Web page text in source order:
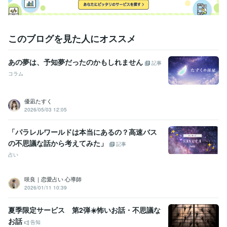
得意分野
スピリチュアル
人生相談
このブログを見た人にオススメ
あの夢は、予知夢だったのかもしれません
記事
コラム
優凪たすく
2026/05/03 12:05
「パラレルワールドは本当にあるの？高速バス
の不思議な話から考えてみた」
記事
占い
咲良｜恋愛占い 心導師
2026/01/11 10:39
夏季限定サービス 第2弾☀️怖いお話・不思議な
お話
告知